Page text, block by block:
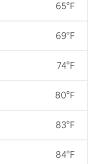
65°F
69°F
74°F
80°F
83°F
84°F